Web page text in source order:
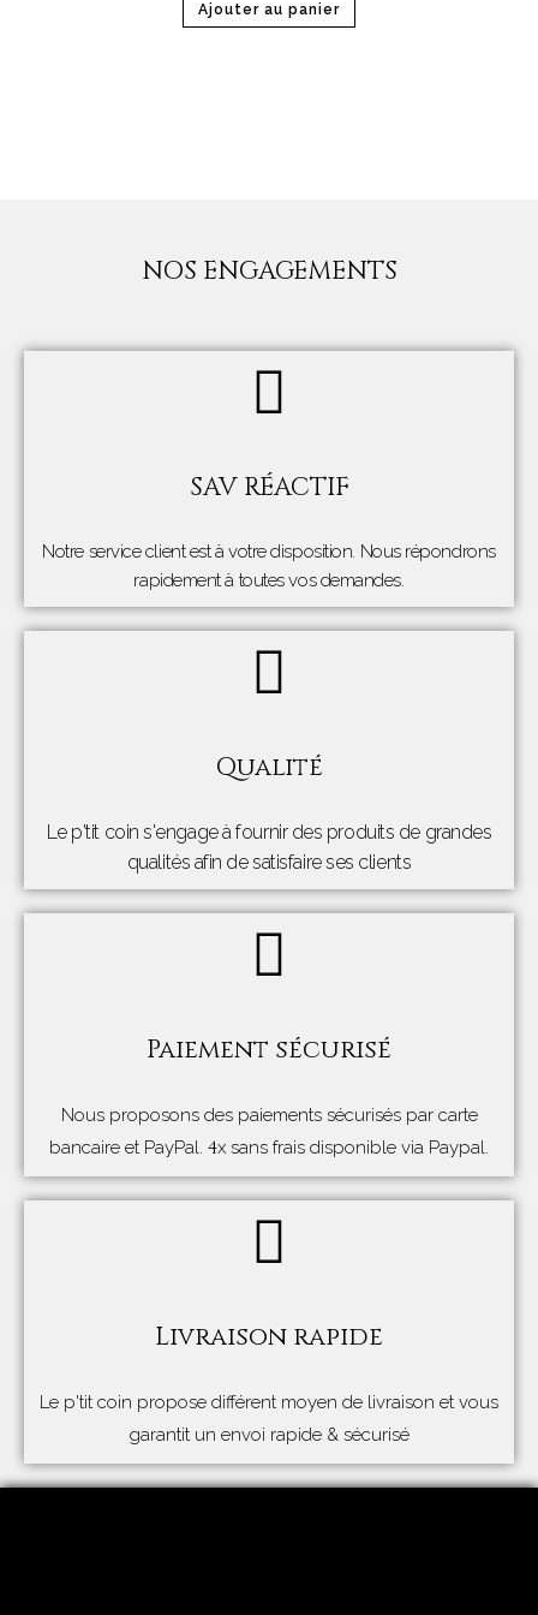
Ajouter au panier
NOS ENGAGEMENTS
SAV RÉACTIF
Notre service client est à votre disposition. Nous répondrons
rapidement à toutes vos demandes.
Qualité
Le p'tit coin s'engage à fournir des produits de grandes
qualités afin de satisfaire ses clients
Paiement sécurisé
Nous proposons des paiements sécurisés par carte
bancaire et PayPal. 4x sans frais disponible via Paypal.
Livraison rapide
Le p'tit coin propose différent moyen de livraison et vous
garantit un envoi rapide & sécurisé